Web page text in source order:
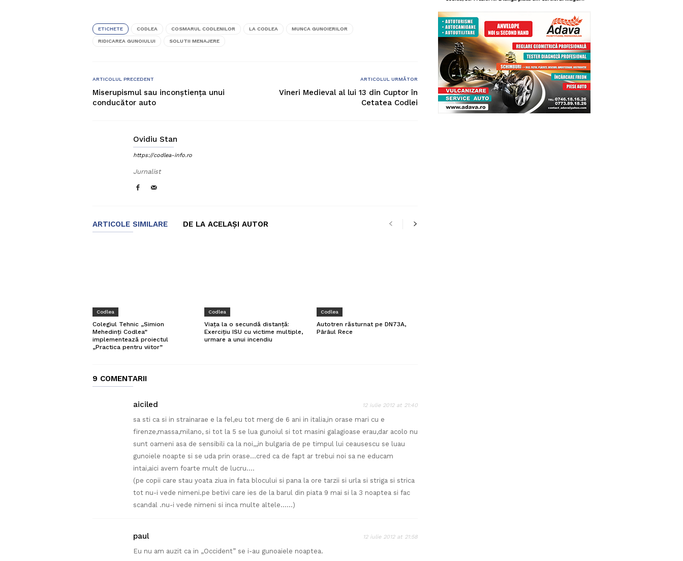
ETICHETE CODLEA COSMARUL CODLENILOR LA CODLEA MUNCA GUNOIERILOR
RIDICAREA GUNOIULUI SOLUTII MENAJERE
ARTICOLUL PRECEDENT
Miserupismul sau inconștiența unui
conducător auto
ARTICOLUL URMĂTOR
Vineri Medieval al lui 13 din Cuptor în
Cetatea Codlei
Ovidiu Stan
https://codlea-info.ro
Jurnalist
ARTICOLE SIMILARE DE LA ACELAȘI AUTOR
Codlea
Colegiul Tehnic „Simion
Mehedinți Codlea”
implementează proiectul
„Practica pentru viitor”
Codlea
Viața la o secundă distanță:
Exercițiu ISU cu victime multiple,
urmare a unui incendiu
Codlea
Autotren răsturnat pe DN73A,
Pârâul Rece
9 COMENTARII
aiciled 12 iulie 2012 at 21:40
sa sti ca si in strainarae e la fel,eu tot merg de 6 ani in italia,in orase mari cu e
firenze,massa,milano, si tot la 5 se lua gunoiul si tot masini galagioase erau,dar acolo nu
sunt oameni asa de sensibili ca la noi,,,in bulgaria de pe timpul lui ceausescu se luau
gunoiele noapte si se uda prin orase…cred ca de fapt ar trebui noi sa ne educam
intai,aici avem foarte mult de lucru….
(pe copii care stau yoata ziua in fata blocului si pana la ore tarzii si urla si striga si strica
tot nu-i vede nimeni.pe betivi care ies de la barul din piata 9 mai si la 3 noaptea si fac
scandal .nu-i vede nimeni si inca multe altele……)
paul 12 iulie 2012 at 21:58
Eu nu am auzit ca in „Occident” se i-au gunoaiele noaptea.